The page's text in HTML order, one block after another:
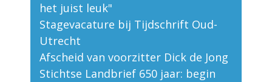
het juist leuk"
Stagevacature bij Tijdschrift Oud-
Utrecht
Afscheid van voorzitter Dick de Jong
Stichtse Landbrief 650 jaar: begin